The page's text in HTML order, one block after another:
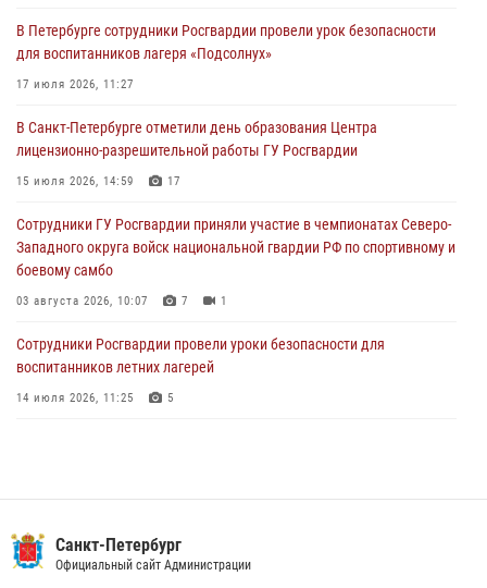
Сотрудники и военнослужащие Росгвардии обеспечили
правопорядок при проведении матча "Зенит" - "Балтика"
06 августа 2026, 07:30
В Выборгском районе наряд Росгвардии обнаружил
разыскиваемый преступный автотранспорт
05 августа 2026, 12:25 2
Петербургские росгвардейцы обнаружили объявленный в розыск
автомобиль, ранее использовавшийся при совершении кражи в
Ленобласти
04 августа 2026, 14:05
В Петербурге сотрудники Росгвардии провели урок безопасности
для воспитанников лагеря «Подсолнух»
17 июля 2026, 11:27
В Санкт-Петербурге отметили день образования Центра
лицензионно-разрешительной работы ГУ Росгвардии
15 июля 2026, 14:59 17
Сотрудники ГУ Росгвардии приняли участие в чемпионатах Северо-
Западного округа войск национальной гвардии РФ по спортивному и
боевому самбо
03 августа 2026, 10:07 7 1
Сотрудники Росгвардии провели уроки безопасности для
воспитанников летних лагерей
14 июля 2026, 11:25 5
В Красногвардейском районе росгвардейцы задержали хулигана,
угрожавшего мужчине пневматическим пистолетом
Санкт-Петербург
Официальный сайт Администрации